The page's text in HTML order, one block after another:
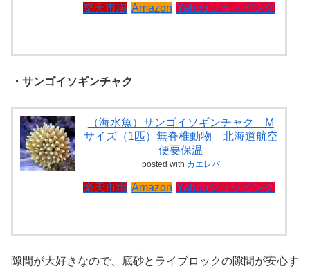
楽天市場 Amazon Yahooショッピング
・サンゴイソギンチャク
（海水魚）サンゴイソギンチャク M
サイズ（1匹）無脊椎動物 北海道航空
便要保温
posted with カエレバ
楽天市場 Amazon Yahooショッピング
隙間が大好きなので、底砂とライブロックの隙間が安心す